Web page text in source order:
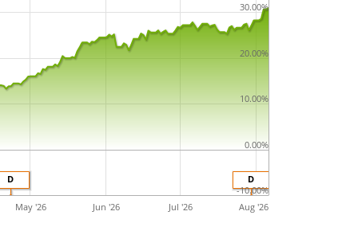
D
D
May '26 Jun '26 Jul '26 Aug '26
-10.00%
0.00%
10.00%
20.00%
30.00%